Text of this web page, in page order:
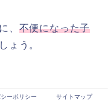
、 不便になった子
ょう。
ーポリシー サイトマップ